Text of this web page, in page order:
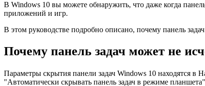
В Windows 10 вы можете обнаружить, что даже когда
приложений и игр.
В этом руководстве подробно описано, почему панель
Почему панель задач может не
Параметры скрытия панели задач Windows 10 находятся
"Автоматически скрывать панель задач в режиме